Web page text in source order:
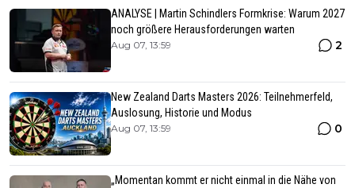
ANALYSE | Martin Schindlers Formkrise: Warum 2027
noch größere Herausforderungen warten
Aug 07, 13:59 2
New Zealand Darts Masters 2026: Teilnehmerfeld,
Auslosung, Historie und Modus
Aug 07, 13:59 0
„Momentan kommt er nicht einmal in die Nähe von